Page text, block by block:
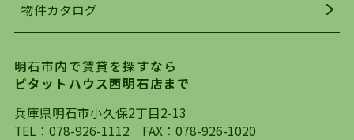
を行っており地域最大級の情報取扱量を誇ってお
ります。店頭で限られた物件をご紹介する、従来
自身でインターネットを利用し、理想のお部屋を
探していただき、選択していただいた物件情報に
対して、専門知識を持ったスタッフがサポートさ
せていただくスタイルを心がけております。私た
物件カタログ
明石市内で賃貸を探すなら
ピタットハウス西明石店まで
兵庫県明石市小久保2丁目2-13
TEL： 078-926-1112 FAX：078-926-1020